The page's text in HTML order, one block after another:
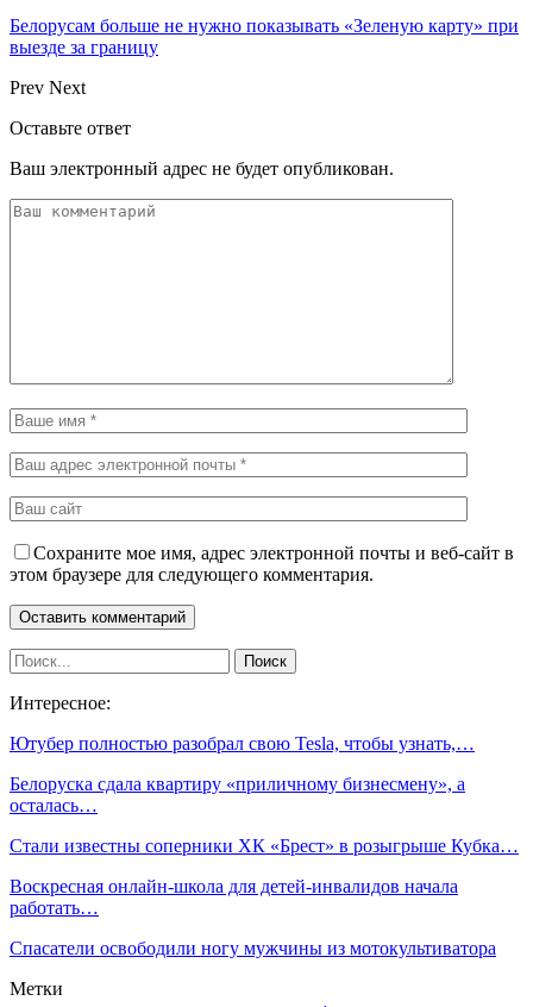
Белорусам больше не нужно показывать «Зеленую карту» при
выезде за границу
Prev Next
Оставьте ответ
Ваш электронный адрес не будет опубликован.
Сохраните мое имя, адрес электронной почты и веб-сайт в
этом браузере для следующего комментария.
Интересное:
Ютубер полностью разобрал свою Tesla, чтобы узнать,…
Белоруска сдала квартиру «приличному бизнесмену», а
осталась…
Стали известны соперники ХК «Брест» в розыгрыше Кубка…
Воскресная онлайн-школа для детей-инвалидов начала
работать…
Спасатели освободили ногу мужчины из мотокультиватора
Метки